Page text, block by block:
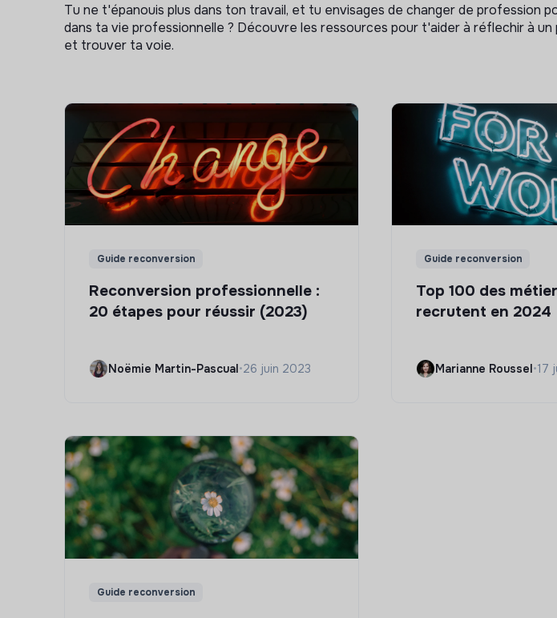
Tu ne t'épanouis plus dans ton travail, et tu envisages de changer de profession
dans ta vie professionnelle ? Découvre les ressources pour t'aider à réflechir à
et trouver ta voie.
Guide reconversion
Reconversion professionnelle :
20 étapes pour réussir (2023)
Noëmie Martin-Pascual•26 juin 2023
Guide reconversion
Top 100 des
recrutent en 2024
Marianne Roussel•17
Guide reconversion